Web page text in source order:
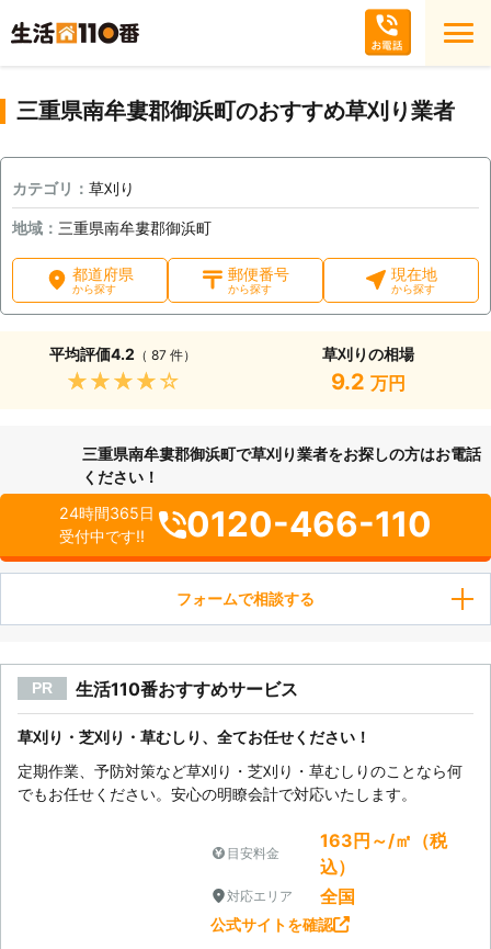
三重県南牟婁郡御浜町のおすすめ草刈り業者
カテゴリ： 草刈り
地域： 三重県南牟婁郡御浜町
都道府県
から探す
郵便番号
から探す
現在地
から探す
平均評価4.2 （ 87 件）
★★★★★
草刈りの相場
9.2 万円
三重県南牟婁郡御浜町で草刈り業者をお探しの方はお電話
ください！
24時間365日
受付中です!!
0120-466-110
フォームで相談する
PR 生活110番おすすめサービス
草刈り・芝刈り・草むしり、全てお任せください！
定期作業、予防対策など草刈り・芝刈り・草むしりのことなら何
でもお任せください。安心の明瞭会計で対応いたします。
目安料金
163円～/㎡（税
込）
対応エリア 全国
公式サイトを確認